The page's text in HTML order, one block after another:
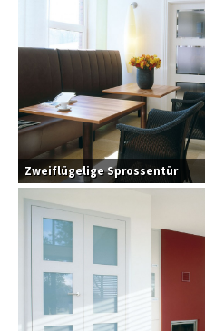
Zweiflügelige Sprossentür